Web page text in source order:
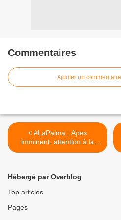
Commentaires
Ajouter un commentaire
< #LaPalma : Apex
imminent, attention à la
désinformation !
Hébergé par Overblog
Top articles
Pages